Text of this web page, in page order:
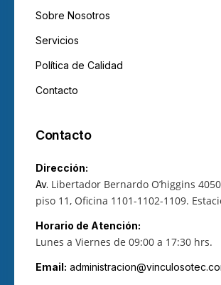
Sobre Nosotros
Servicios
Política de Calidad
Contacto
Contacto
Dirección:
Av. Libertador Bernardo O’higgins 4050
piso 11, Oficina 1101-1102-1109.
Horario de Atención:
Lunes a Viernes de 09:00 a 17:30 hrs.
Email: